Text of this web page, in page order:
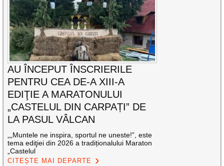
AU ÎNCEPUT ÎNSCRIERILE
PENTRU CEA DE-A XIII-A
EDIŢIE A MARATONULUI
„CASTELUL DIN CARPAȚI” DE
LA PASUL VÂLCAN
„„Muntele ne inspira, sportul ne uneste!”, este
tema ediţiei din 2026 a tradiționalului Maraton
„Castelul
CITEȘTE MAI DEPARTE